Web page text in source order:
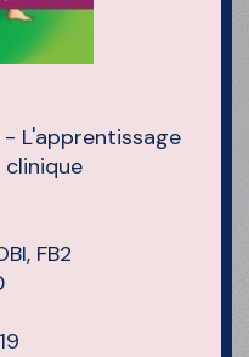
L'apprentissage
FB2